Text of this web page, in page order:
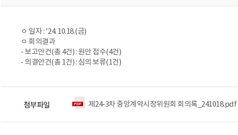
ㅇ 일자 : '24. 10.18.(금)
ㅇ 회의결과
- 보고안건(총 4건) : 원안 접수(4건)
- 의결안건(총 1건) : 심의 보류(1건)
첨부파일 제24-3차 중앙계약시장위원회 회의록_241018.pdf